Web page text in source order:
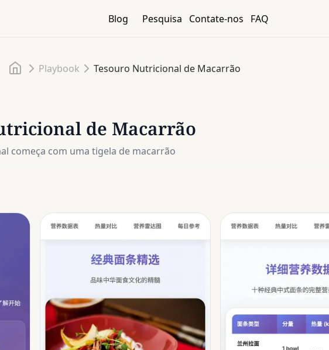
Blog Pesquisa Contate-nos FAQ
InícioPlaybook Tesouro Nutricional de Macarrão
de Macarrão
começa com uma tigela de macarrão